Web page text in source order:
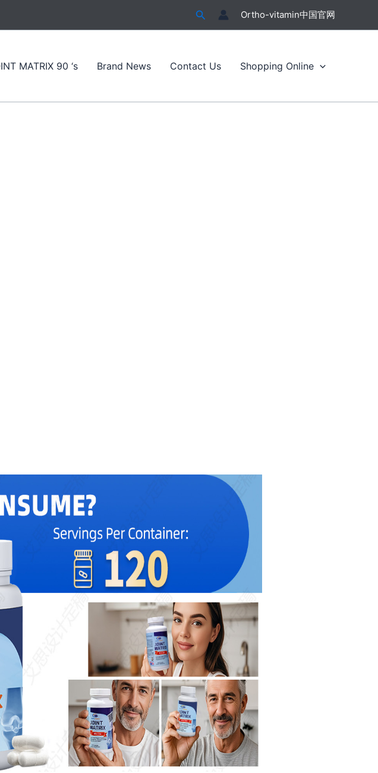
搜
索
Ortho-vitamin中国官网
MATRIX 90 ‘s Brand News Contact Us Shopping Online